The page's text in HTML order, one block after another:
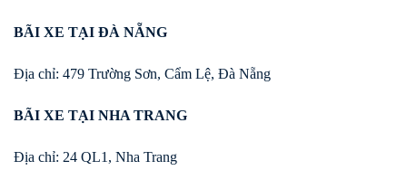
BÃI XE TẠI ĐÀ NẴNG
Địa chỉ: 479 Trường Sơn, Cẩm Lệ, Đà Nẵng
BÃI XE TẠI NHA TRANG
Địa chỉ: 24 QL1, Nha Trang